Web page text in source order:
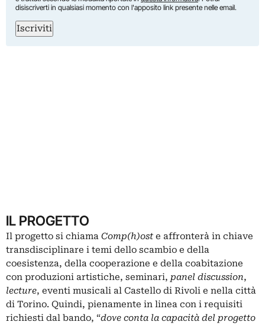
disiscriverti in qualsiasi momento con l'apposito link presente nelle email.
Iscriviti
IL PROGETTO
Il progetto si chiama Comp(h)ost e affronterà in chiave
transdisciplinare i temi dello scambio e della
coesistenza, della cooperazione e della coabitazione
con produzioni artistiche, seminari, panel discussion,
lecture, eventi musicali al Castello di Rivoli e nella città
di Torino. Quindi, pienamente in linea con i requisiti
richiesti dal bando, “dove conta la capacità del progetto